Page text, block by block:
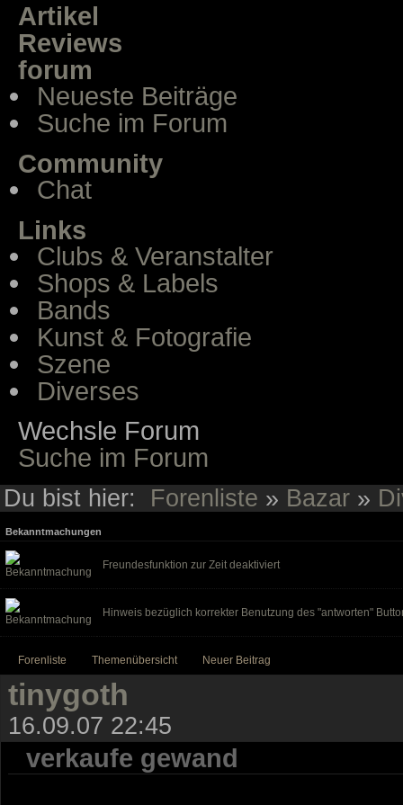
Artikel
Reviews
forum
Neueste Beiträge
Suche im Forum
Community
Chat
Links
Clubs & Veranstalter
Shops & Labels
Bands
Kunst & Fotografie
Szene
Diverses
Wechsle Forum
Suche im Forum
Du bist hier: Forenliste » Bazar »
Bekanntmachungen
Freundesfunktion zur Zeit deaktiviert
Hinweis bezüglich korrekter Benutzung des "antworten"
Forenliste Themenübersicht Neuer Beitrag
tinygoth
16.09.07 22:45
verkaufe gewand